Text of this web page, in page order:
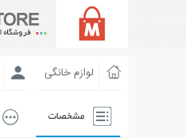
لوازم خانگی
مشخصات